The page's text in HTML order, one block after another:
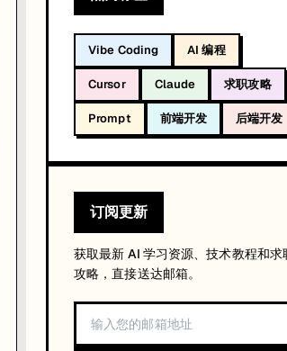
Vibe Coding AI 编程
Cursor Claude 求职攻略
Prompt 前端开发 后端开发
订阅更新
获取最新 AI 学习资源、技术教程和求
攻略，直接送达邮箱。